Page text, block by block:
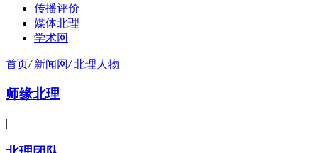
传播评价
媒体北理
学术网
首页/ 新闻网/ 北理人物
师缘北理
|